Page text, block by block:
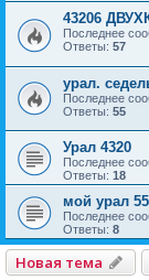
43206
Последнее
Ответы: 57
урал.
Последнее
Ответы: 55
Урал 4320
Последнее
Ответы: 18
мой урал
Последнее
Ответы: 8
Новая тема